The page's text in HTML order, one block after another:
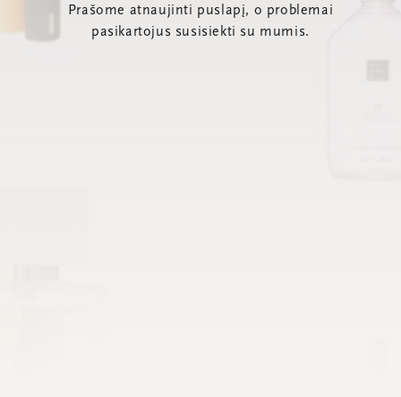
Prašome atnaujinti puslapį, o problemai
pasikartojus susisiekti su mumis.